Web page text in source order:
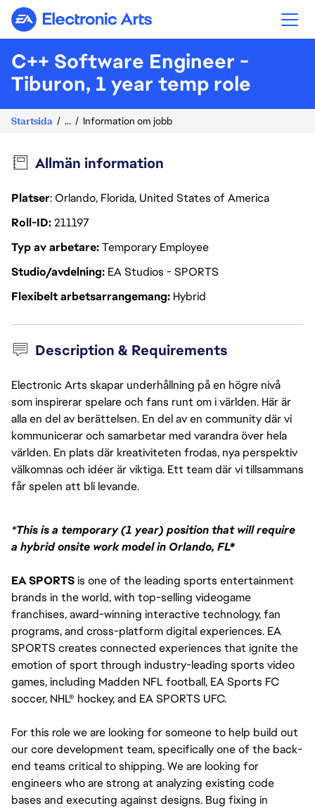
Electronic Arts
C++ Software Engineer -
Tiburon, 1 year temp role
Startsida ... Information om jobb
Allmän information
Platser: Orlando, Florida, United States of America
Roll-ID211197
Typ av arbetareTemporary Employee
Studio/avdelning EA Studios - SPORTS
Flexibelt arbetsarrangemang Hybrid
Description & Requirements
Electronic Arts skapar underhållning på en högre nivå
som inspirerar spelare och fans runt om i världen. Här är
alla en del av berättelsen. En del av en community där vi
kommunicerar och samarbetar med varandra över hela
världen. En plats där kreativiteten frodas, nya perspektiv
välkomnas och idéer är viktiga. Ett team där vi tillsammans
får spelen att bli levande.
*This is a temporary (1 year) position that will require
a hybrid onsite work model in Orlando, FL*
EA SPORTS is one of the leading sports entertainment
brands in the world, with top-selling videogame
franchises, award-winning interactive technology, fan
programs, and cross-platform digital experiences. EA
SPORTS creates connected experiences that ignite the
emotion of sport through industry-leading sports video
games, including Madden NFL football, EA Sports FC
soccer, NHL® hockey, and EA SPORTS UFC.
For this role we are looking for someone to help build out
our core development team, specifically one of the back-
end teams critical to shipping. We are looking for
engineers who are strong at analyzing existing code
bases and executing against designs. Bug fixing in